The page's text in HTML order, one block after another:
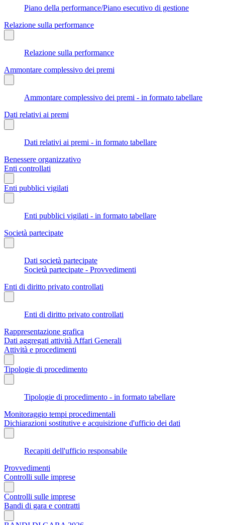
Piano della performance/Piano esecutivo di gestione
Relazione sulla performance
Relazione sulla performance
Ammontare complessivo dei premi
Ammontare complessivo dei premi - in formato tabellare
Dati relativi ai premi
Dati relativi ai premi - in formato tabellare
Benessere organizzativo
Enti controllati
Enti pubblici vigilati
Enti pubblici vigilati - in formato tabellare
Società partecipate
Dati società partecipate
Società partecipate - Provvedimenti
Enti di diritto privato controllati
Enti di diritto privato controllati
Rappresentazione grafica
Dati aggregati attività Affari Generali
Attività e procedimenti
Tipologie di procedimento
Tipologie di procedimento - in formato tabellare
Monitoraggio tempi procedimentali
Dichiarazioni sostitutive e acquisizione d'ufficio dei dati
Recapiti dell'ufficio responsabile
Provvedimenti
Controlli sulle imprese
Controlli sulle imprese
Bandi di gara e contratti